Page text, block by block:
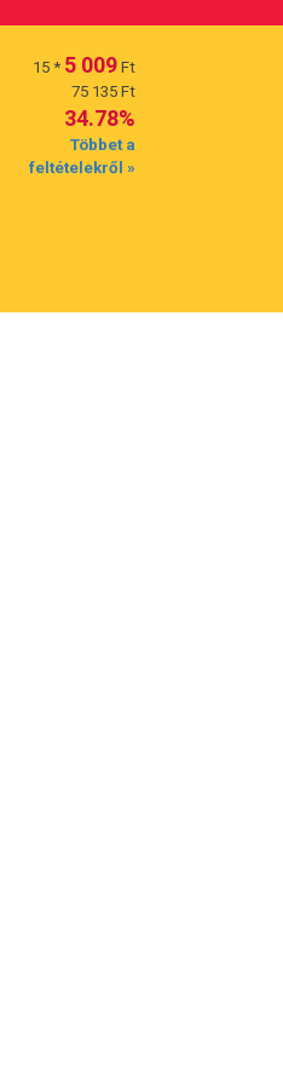
15 * 5 009 Ft
75 135 Ft
34.78%
Többet a
feltételekről »